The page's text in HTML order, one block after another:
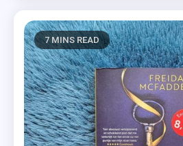
7 MINS READ